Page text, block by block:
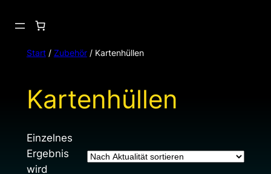
Start/ Zubehör/ Kartenhüllen
Kartenhüllen
Einzelnes
Ergebnis
wird